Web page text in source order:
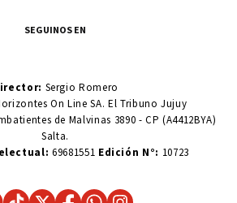
SEGUINOS EN
Sergio Romero
On Line SA. El Tribuno Jujuy
de Malvinas 3890 - CP (A4412BYA)
Salta.
69681551 Edición N°: 10723